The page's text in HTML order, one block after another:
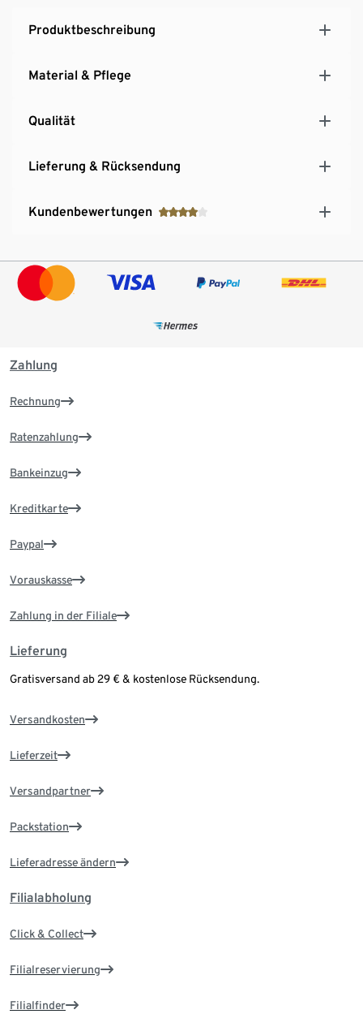
Produktbeschreibung
Material & Pflege
Qualität
Lieferung & Rücksendung
Kundenbewertungen
Zahlung
Rechnung
Ratenzahlung
Bankeinzug
Kreditkarte
Paypal
Vorauskasse
Zahlung in der Filiale
Lieferung
Gratisversand ab 29 € & kostenlose Rücksendung.
Versandkosten
Lieferzeit
Versandpartner
Packstation
Lieferadresse ändern
Filialabholung
Click & Collect
Filialreservierung
Filialfinder